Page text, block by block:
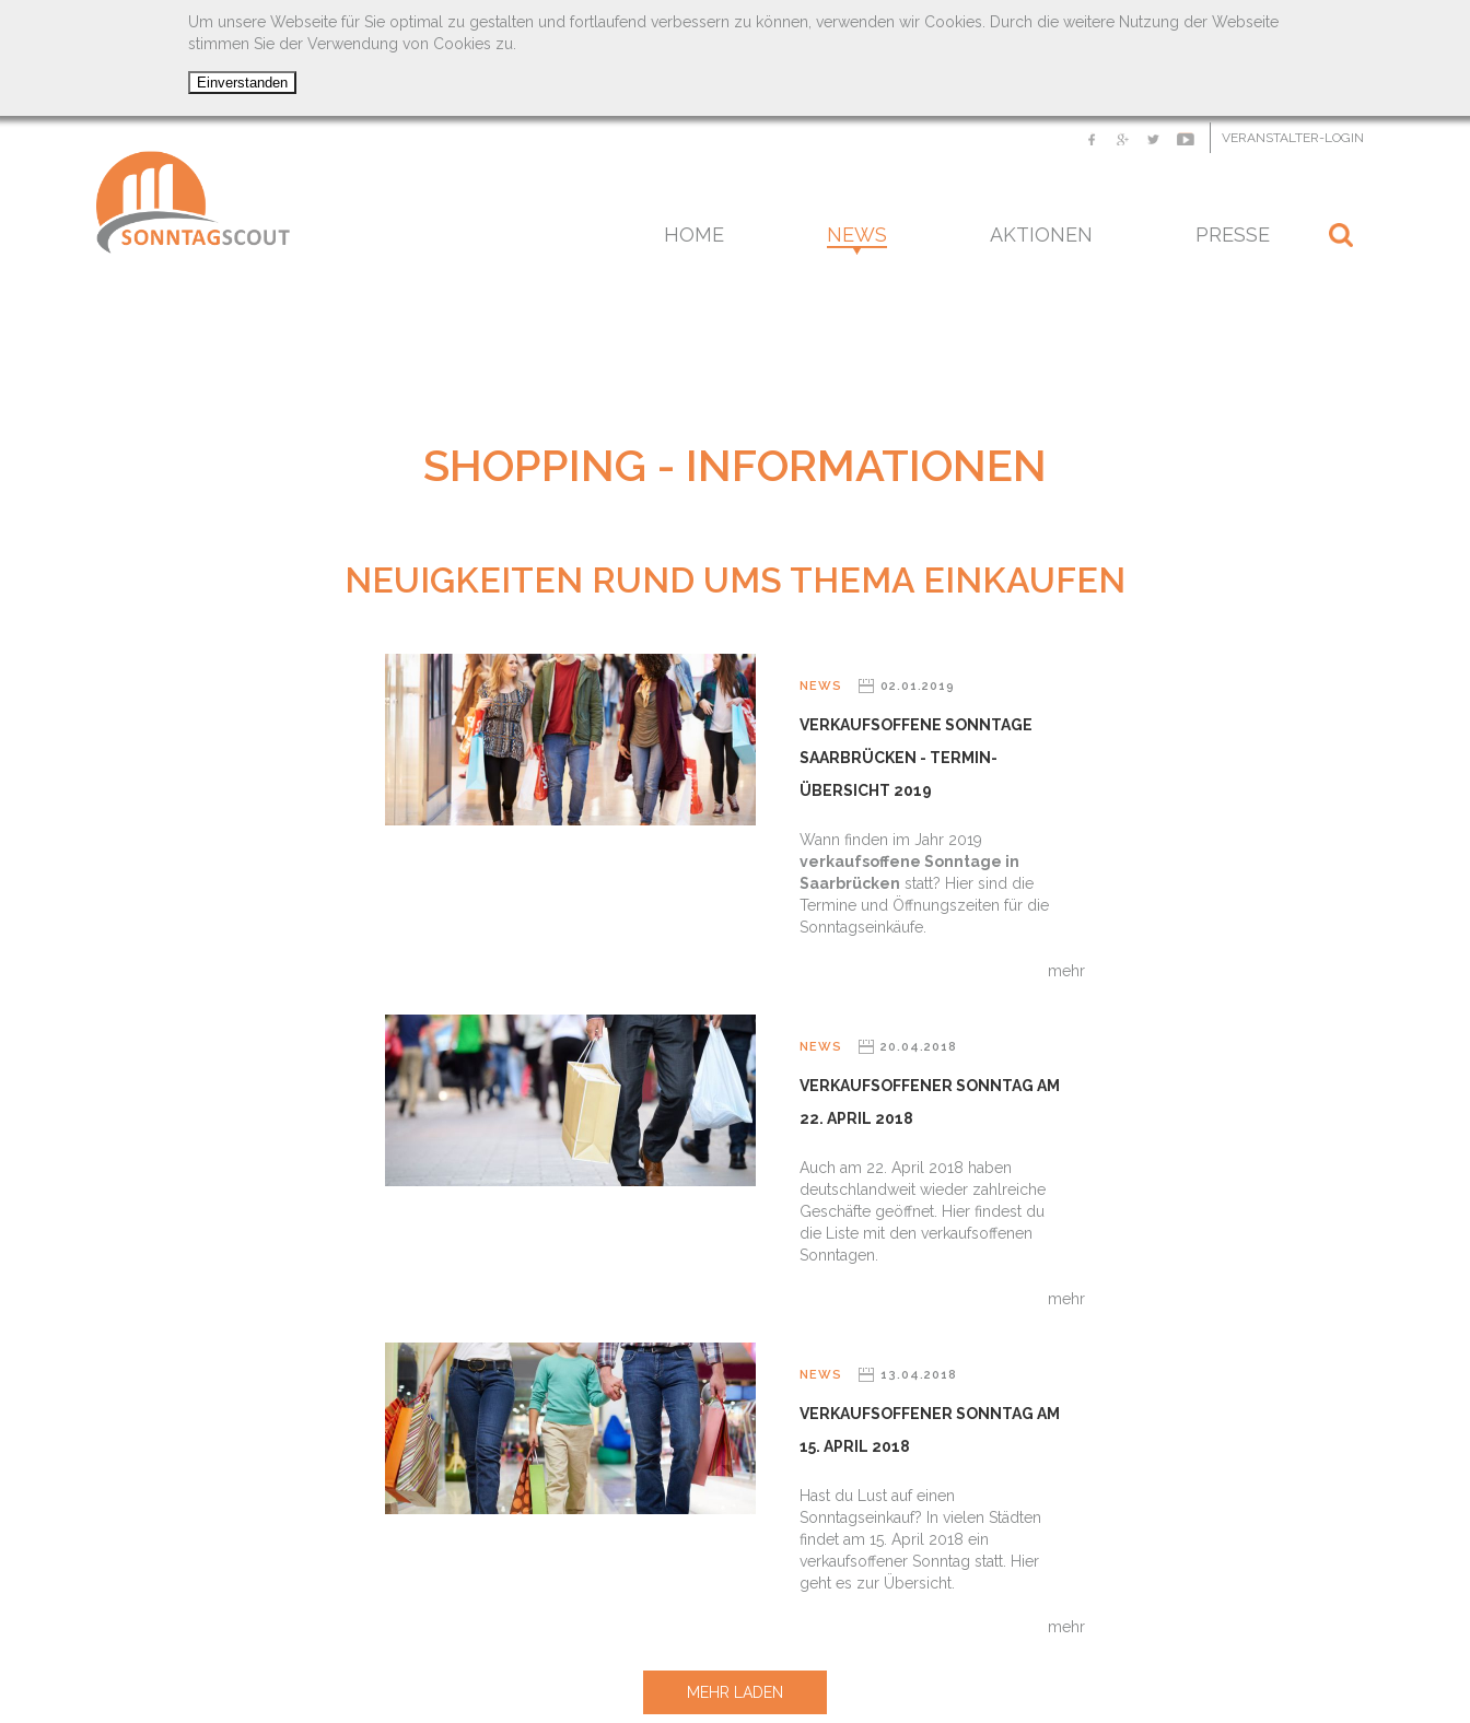
Um unsere Webseite für Sie optimal zu gestalten und fortlaufend verbessern zu können, verwenden wir Cookies. Durch die weitere Nutzung der Webseite
stimmen Sie der Verwendung von Cookies zu.
VERANSTALTER-LOGIN
HOME NEWS AKTIONEN PRESSE
SHOPPING - INFORMATIONEN
NEUIGKEITEN RUND UMS THEMA EINKAUFEN
NEWS 02.01.2019
VERKAUFSOFFENE SONNTAGE
SAARBRÜCKEN - TERMIN-
ÜBERSICHT 2019
Wann finden im Jahr 2019
verkaufsoffene Sonntage in
Saarbrücken statt? Hier sind die
Termine und Öffnungszeiten für die
Sonntagseinkäufe.
mehr
NEWS 20.04.2018
VERKAUFSOFFENER SONNTAG AM
22. APRIL 2018
Auch am 22. April 2018 haben
deutschlandweit wieder zahlreiche
Geschäfte geöffnet. Hier findest du
die Liste mit den verkaufsoffenen
Sonntagen.
mehr
NEWS 13.04.2018
VERKAUFSOFFENER SONNTAG AM
15. APRIL 2018
Hast du Lust auf einen
Sonntagseinkauf? In vielen Städten
findet am 15. April 2018 ein
verkaufsoffener Sonntag statt. Hier
geht es zur Übersicht.
mehr
MEHR LADEN